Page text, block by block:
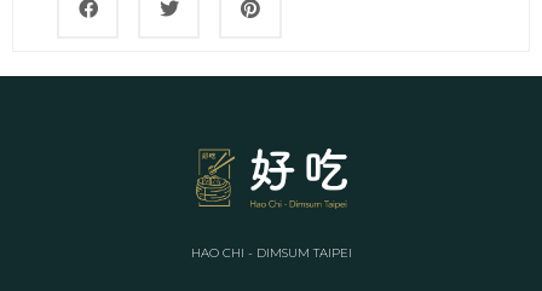
HAO CHI - DIMSUM TAIPEI